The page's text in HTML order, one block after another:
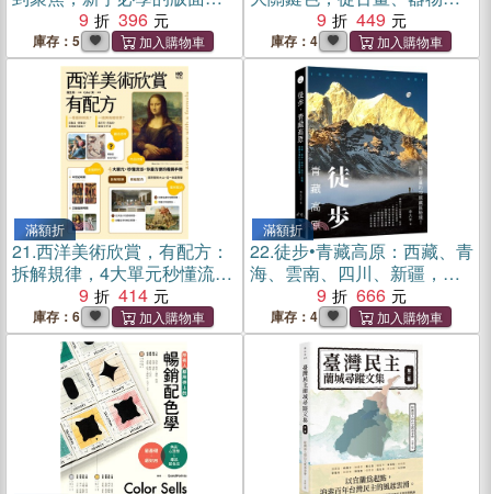
捨離，刪掉多餘，留住精
華，有方法
9 396
庫存：5
服飾，解說產地、典故、技
術，看古畫、賞文物、讀文
學、做設計快速看懂東方色
彩美學奧祕
9 449
庫存：4
滿額折
21.西洋美術欣賞，有配方：
拆解規律，4大單元秒懂流派
特徵，你最方便的看展手冊
9 414
庫存：6
滿額折
22.徒步•青藏高原：西藏、青
海、雲南、四川、新疆，用
腳丈量的19條藏區秘境
9 666
庫存：4